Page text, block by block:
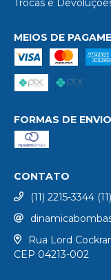
Trocas e
MEIOS DE
FORMAS DE ENVIO
CONTATO
(11) 2215-3344
Rua Lord
CEP 04213-002